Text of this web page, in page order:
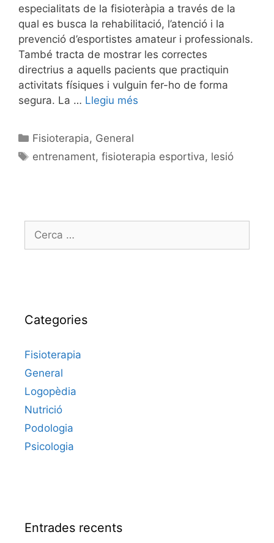
especialitats de la fisioteràpia a través de la
qual es busca la rehabilitació, l’atenció i la
prevenció d’esportistes amateur i professionals.
També tracta de mostrar les correctes
directrius a aquells pacients que practiquin
activitats físiques i vulguin fer-ho de forma
segura. La … Llegiu més
Fisioterapia, General
entrenament,fisioterapia esportiva, lesió
Categories
Fisioterapia
General
Logopèdia
Nutrició
Podologia
Psicologia
Entrades recents